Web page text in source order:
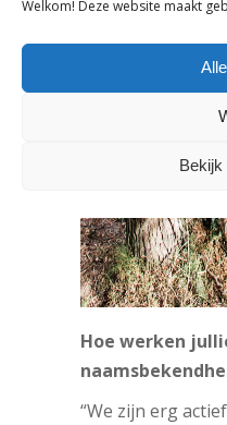
Welkom! Deze website maakt
Bekijk
Hoe werken
“We zijn erg